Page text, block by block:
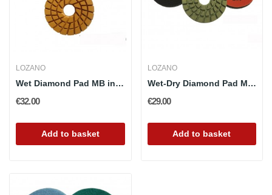
LOZANO
Wet Diamond Pad MB in 125,140,155,223mm.
€32.00
Add to basket
LOZANO
Wet-Dry Diamond Pad MB in 100, 200 mm.
€29.00
Add to basket